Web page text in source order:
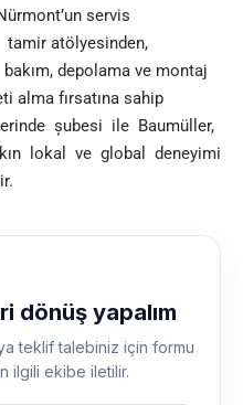
servis
atölyesinden,
depolama ve montaj
alma fırsatına sahip
șubesi ile Baumüller,
lokal ve global deneyimi
dönüş yapalım
teklif talebiniz için formu
ilgili ekibe iletilir.